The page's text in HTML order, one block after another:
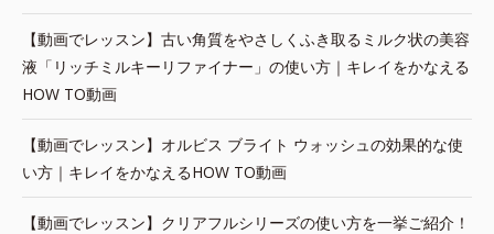
【動画でレッスン】古い角質をやさしくふき取るミルク状の美容
液「リッチミルキーリファイナー」の使い方｜キレイをかなえる
HOW TO動画
【動画でレッスン】オルビス ブライト ウォッシュの効果的な使
い方｜キレイをかなえるHOW TO動画
【動画でレッスン】クリアフルシリーズの使い方を一挙ご紹介！